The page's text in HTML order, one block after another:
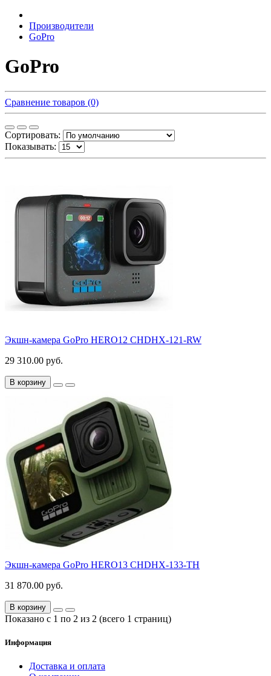
Производители
GoPro
GoPro
Сравнение товаров (0)
Сортировать:
Показывать:
Экшн-камера GoPro HERO12 CHDHX-121-RW
29 310.00 руб.
В корзину
Экшн-камера GoPro HERO13 CHDHX-133-TH
31 870.00 руб.
В корзину
Показано с 1 по 2 из 2 (всего 1 страниц)
Информация
Доставка и оплата